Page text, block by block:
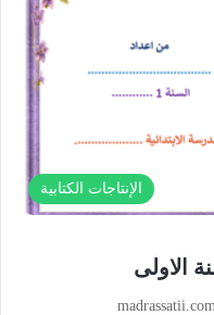
الإنتاجات الكتابية
الاولى